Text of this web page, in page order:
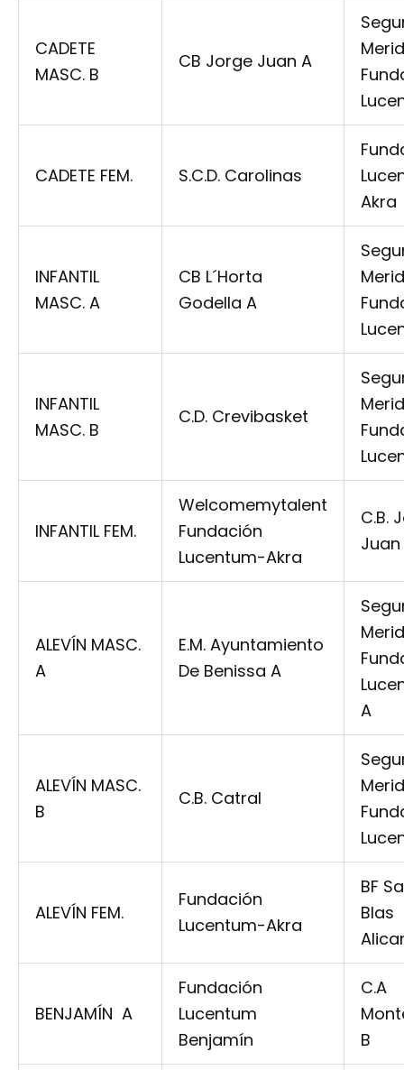
CADETE
MASC. B
CB Jorge Juan A
CADETE FEM. S.C.D. Carolinas
Akra
INFANTIL
MASC. A
CB L´Horta
Godella A
INFANTIL
MASC. B
C.D. Crevibasket
INFANTIL FEM.
Welcomemytalent
Fundación
Lucentum-Akra
C.B.
Juan
ALEVÍN MASC.
A
E.M. Ayuntamiento
De Benissa A
A
ALEVÍN MASC.
B
C.B. Catral
ALEVÍN FEM.
Fundación
Lucentum-Akra
BF
Blas
BENJAMÍN A
Fundación
Lucentum
Benjamín
C.A
B